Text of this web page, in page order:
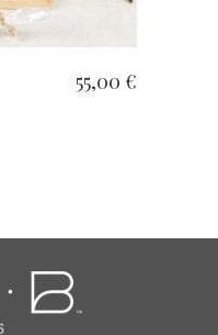
55,00 €